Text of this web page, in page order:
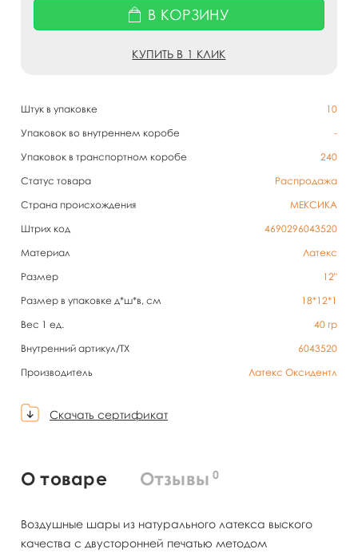
Штук в упаковке
10
Упаковок во внутреннем коробе
-
Упаковок в транспортном коробе
240
Статус товара
Распродажа
Страна происхождения
МЕКСИКА
Штрих код
4690296043520
Материал
Латекс
Размер
12"
Размер в упаковке д*ш*в, см
18*12*1
Вес 1 ед.
40 гр
Внутренний артикул/TX
6043520
Производитель
Латекс Оксидентл
Скачать сертификат
В КОРЗИНУ
КУПИТЬ В 1 КЛИК
О товаре Отзывы 0
Воздушные шары из натурального латекса выского
качества с двусторонней печатью методом